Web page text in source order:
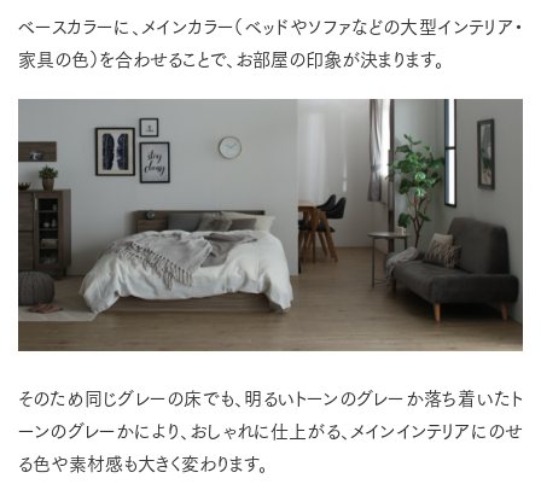
ベースカラーに、メインカラー（ベッドやソファなどの大型インテリア・
家具の色）を合わせることで、お部屋の印象が決まります。
そのため同じグレーの床でも、明るいトーンのグレーか落ち着いたト
ーンのグレーかにより、おしゃれに仕上がる、メインインテリアにのせ
る色や素材感も大きく変わります。